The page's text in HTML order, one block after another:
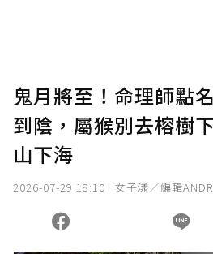
您當前剩餘 U 利點數：0點
鬼月將至！命理師點
到陰，屬猴別去榕樹
山下海
2026-07-29 18:10 女子漾／編輯